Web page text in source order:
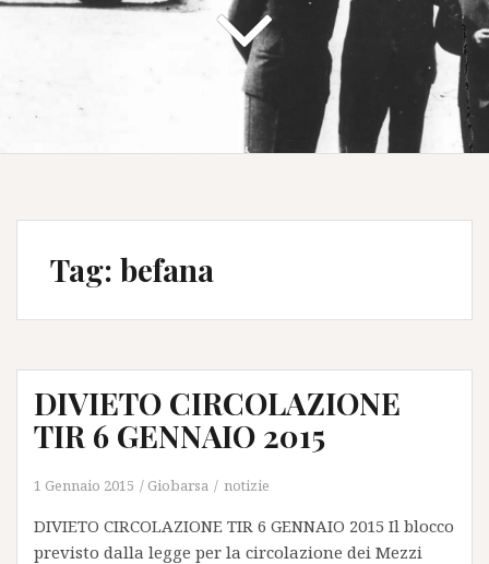
Tag: befana
DIVIETO CIRCOLAZIONE
TIR 6 GENNAIO 2015
1 Gennaio 2015 Giobarsa notizie
DIVIETO CIRCOLAZIONE TIR 6 GENNAIO 2015 Il blocco
previsto dalla legge per la circolazione dei Mezzi